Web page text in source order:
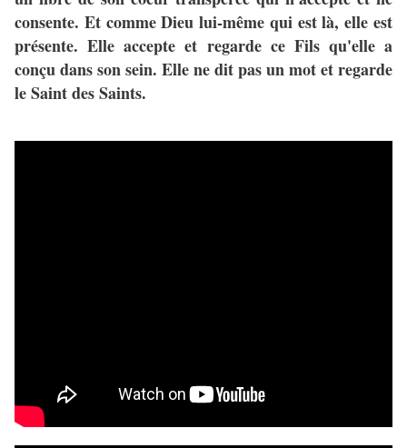
consente. Et comme Dieu lui-même qui est là, elle est
présente. Elle accepte et regarde ce Fils qu'elle a
conçu dans son sein. Elle ne dit pas un mot et regarde
le Saint des Saints.